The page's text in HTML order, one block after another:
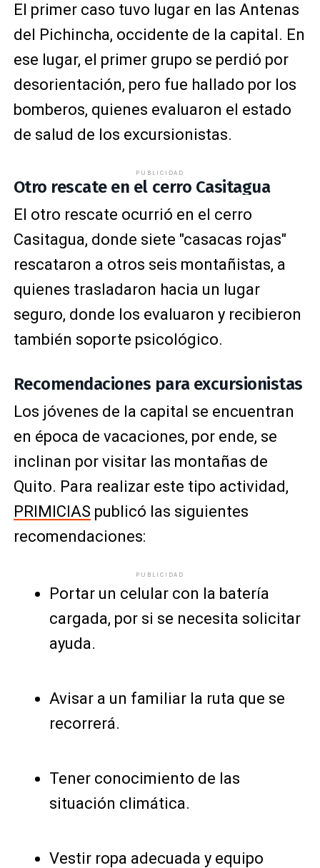
El primer caso tuvo lugar en las Antenas
del Pichincha, occidente de la capital. En
ese lugar, el primer grupo se perdió por
desorientación, pero fue hallado por los
bomberos, quienes evaluaron el estado
de salud de los excursionistas.
PUBLICIDAD
Otro rescate en el cerro Casitagua
El otro rescate ocurrió en el cerro
Casitagua, donde siete "casacas rojas"
rescataron a otros seis montañistas, a
quienes trasladaron hacia un lugar
seguro, donde los evaluaron y recibieron
también soporte psicológico.
Recomendaciones para excursionistas
Los jóvenes de la capital se encuentran
en época de vacaciones, por ende, se
inclinan por visitar las montañas de
Quito. Para realizar este tipo actividad,
PRIMICIAS publicó las siguientes
recomendaciones:
PUBLICIDAD
Portar un celular con la batería
cargada, por si se necesita solicitar
ayuda.
Avisar a un familiar la ruta que se
recorrerá.
Tener conocimiento de las
situación climática.
Vestir ropa adecuada y equipo